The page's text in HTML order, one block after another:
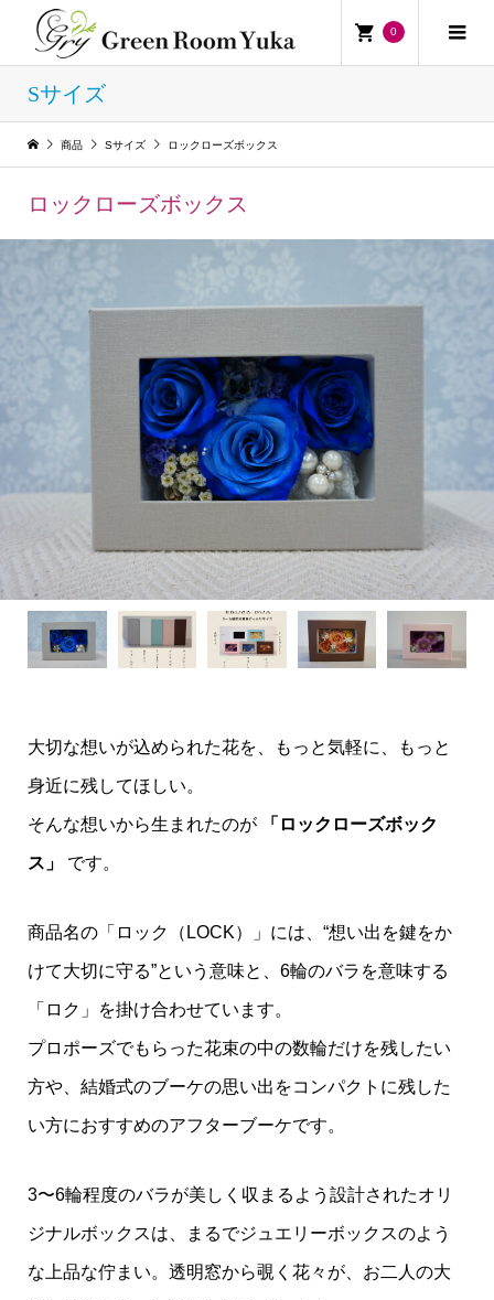
0
Sサイズ
商品 Sサイズ ロックローズボックス
ロックローズボックス
大切な想いが込められた花を、もっと気軽に、もっと
身近に残してほしい。
そんな想いから生まれたのが 「ロックローズボック
ス」 です。
商品名の「ロック（LOCK）」には、“想い出を鍵をか
けて大切に守る”という意味と、6輪のバラを意味する
「ロク」を掛け合わせています。
プロポーズでもらった花束の中の数輪だけを残したい
方や、結婚式のブーケの思い出をコンパクトに残した
い方におすすめのアフターブーケです。
3〜6輪程度のバラが美しく収まるよう設計されたオリ
ジナルボックスは、まるでジュエリーボックスのよう
な上品な佇まい。透明窓から覗く花々が、お二人の大